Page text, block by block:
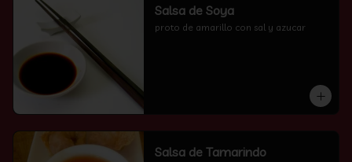
Salsa de Soya
proto de amarillo con sal y azucar
Salsa de Tamarindo